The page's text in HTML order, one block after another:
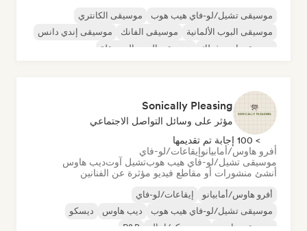
موسيقى تشيل/لو-فاي هيب هوب
موسيقى الكانتري
موسيقى البوب الألمانية
موسيقى الفانك
موسيقى إندي دانس
موسيقى إندي فولك
موسيقى البوب المستقلة
Sonically Pleasing
مؤثر على وسائل التواصل الاجتماعي
> 100 إجابة تم تقديمها
أفرو هاوس/أمابيانوإيقاعات/لو-فاي
موسيقى تشيل/لو-فاي هيب هوبتشيل آوتديب هاوس
أنشئ منشورات أو مقاطع فيديو مؤثرة عن الفنانين
أفرو هاوس/أمابيانو
إيقاعات/لو-فاي
موسيقى تشيل/لو-فاي هيب هوب
ديب هاوس
ديسكو
موسيقى هاوس
نيو ديسكو/إيتالو R&B